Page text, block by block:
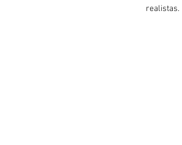
realistas.